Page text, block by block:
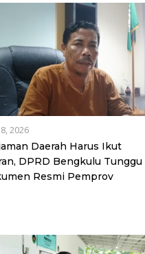
2026
Daerah Harus Ikut
DPRD Bengkulu Tunggu
Resmi Pemprov